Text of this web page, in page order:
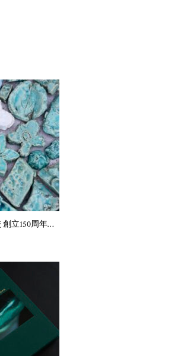
四日市市立水沢小学校 創立150周年記念事業